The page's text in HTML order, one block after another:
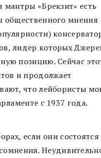
мантры «Брекзит» есть
общественного мнения
лидер которых
позицию. Сейчас
и продолжает
что лейбористы
с 1937 года.
если они состоятся